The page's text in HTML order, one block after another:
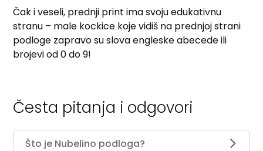
Čak i veseli, prednji print ima svoju edukativnu
stranu – male kockice koje vidiš na prednjoj strani
podloge zapravo su slova engleske abecede ili
brojevi od 0 do 9!
Česta pitanja i odgovori
Što je Nubelino podloga?